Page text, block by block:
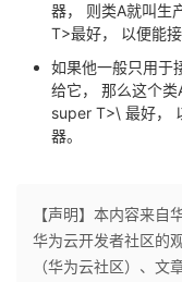
器， 则类A就叫生
T>最好， 以便能
如果他一般只用于
给它， 那么这个
super T>\ 最好，
器。
【声明】本内容来自
华为云开发者社区的
（华为云社区）、